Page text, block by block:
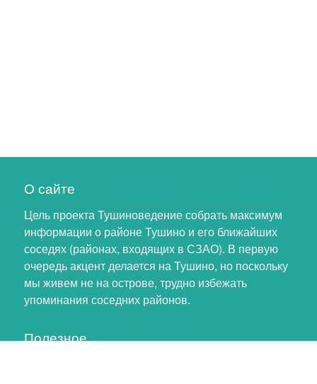
О сайте
Цель проекта Тушиноведение собрать максимум
информации о районе Тушино и его ближайших
соседях (районах, входящих в СЗАО). В первую
очередь акцент делается на Тушино, но поскольку
мы живем не на острове, трудно избежать
упоминания соседних районов.
Полезное